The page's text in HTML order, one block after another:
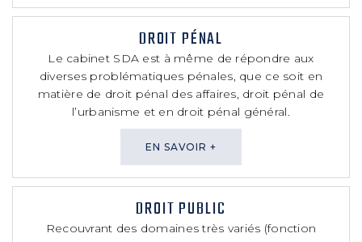
DROIT PÉNAL
Le cabinet SDA est à même de répondre aux
diverses problématiques pénales, que ce soit en
matière de droit pénal des affaires, droit pénal de
l’urbanisme et en droit pénal général.
EN SAVOIR +
DROIT PUBLIC
Recouvrant des domaines très variés (fonction